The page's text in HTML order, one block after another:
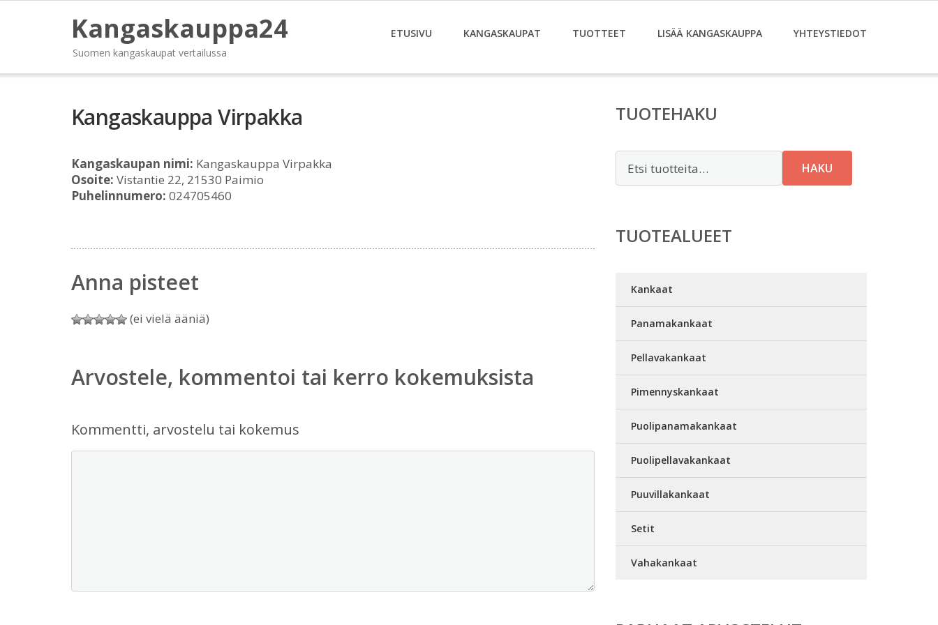
Kangaskauppa24
Suomen kangaskaupat vertailussa
ETUSIVU KANGASKAUPAT TUOTTEET LISÄÄ KANGASKAUPPA YHTEYSTIEDOT
Kangaskauppa Virpakka
Kangaskaupan nimi: Kangaskauppa Virpakka
Osoite: Vistantie 22, 21530 Paimio
Puhelinnumero: 024705460
Anna pisteet
(ei vielä ääniä)
Arvostele, kommentoi tai kerro kokemuksista
Kommentti, arvostelu tai kokemus
TUOTEHAKU
HAKU
TUOTEALUEET
Kankaat
Panamakankaat
Pellavakankaat
Pimennyskankaat
Puolipanamakankaat
Puolipellavakankaat
Puuvillakankaat
Setit
Vahakankaat